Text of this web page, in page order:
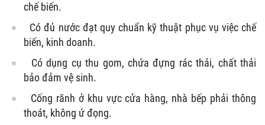
chế biến.
Có đủ nước đạt quy chuẩn kỹ thuật phục vụ việc chế
biến, kinh doanh.
Có dụng cụ thu gom, chứa đựng rác thải, chất thải
bảo đảm vệ sinh.
Cống rãnh ở khu vực cửa hàng, nhà bếp phải thông
thoát, không ứ đọng.